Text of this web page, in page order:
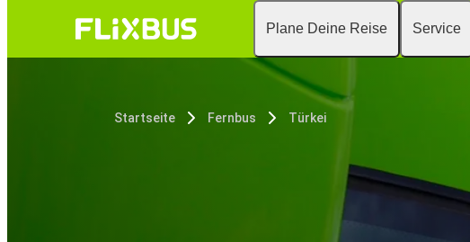
Plane Deine Reise Service
Startseite Fernbus Türkei